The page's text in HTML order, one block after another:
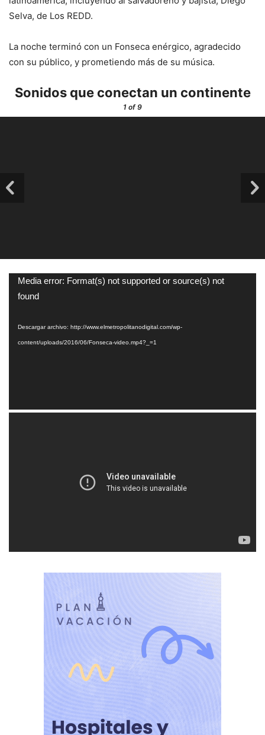
Selva, de Los REDD.
La noche terminó con un Fonseca enérgico, agradecido
con su público, y prometiendo más de su música.
Sonidos que conectan un continente
1 of 9
Reproductor
de
Media error: Format(s) not supported or source(s) not
found
Descargar archivo: http://www.elmetropolitanodigital.com/wp-
content/uploads/2016/06/Fonseca-video.mp4?_=1